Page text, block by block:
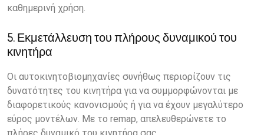
καθημερινή χρήση.
5. Εκμετάλλευση του πλήρους δυναμικού του
κινητήρα
Οι αυτοκινητοβιομηχανίες συνήθως περιορίζουν τις
δυνατότητες του κινητήρα για να συμμορφώνονται με
διαφορετικούς κανονισμούς ή για να έχουν μεγαλύτερο
εύρος μοντέλων. Με το remap, απελευθερώνετε το
πλήρες δυναμικό του κινητήρα σας.